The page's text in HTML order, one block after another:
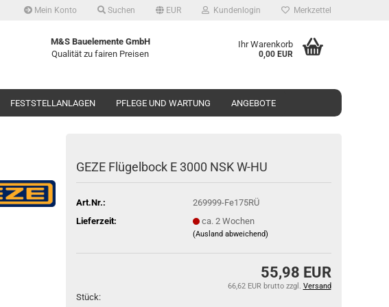
Mein Konto Suchen EUR Kundenlogin Merkzettel
M&S Bauelemente GmbH
Qualität zu fairen Preisen
Ihr Warenkorb
0,00 EUR
FESTSTELLANLAGEN PFLEGE UND WARTUNG ANGEBOTE
GEZE Flü­gel­bock E 3000 NSK W-HU
Art.Nr.:
269999-Fe175RÜ
Lieferzeit:
ca. 2 Wochen
(Ausland abweichend)
55,98 EUR
66,62 EUR bruttozzgl. Versand
Stück: